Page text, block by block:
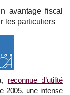
avantage fiscal
les particuliers.
reconnue d’utilité
2005, une intense